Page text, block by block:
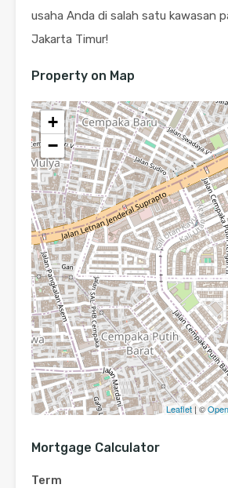
usaha Anda di salah satu kawasan
Jakarta Timur!
Property on Map
+
−
Leaflet| ©
Mortgage Calculator
Term